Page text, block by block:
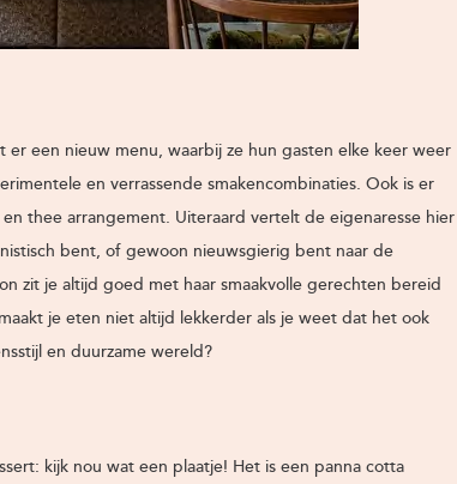
een nieuw menu, waarbij ze hun gasten elke keer weer
en verrassende smakencombinaties. Ook is er
thee arrangement. Uiteraard vertelt de eigenaresse hier
bent, of gewoon nieuwsgierig bent naar de
zit je altijd goed met haar smaakvolle gerechten bereid
je eten niet altijd lekkerder als je weet dat het ook
en duurzame wereld?
kijk nou wat een plaatje! Het is een panna cotta